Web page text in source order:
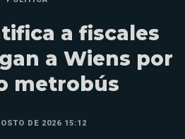
a fiscales
a Wiens por
metrobús
DE 2026 15:12